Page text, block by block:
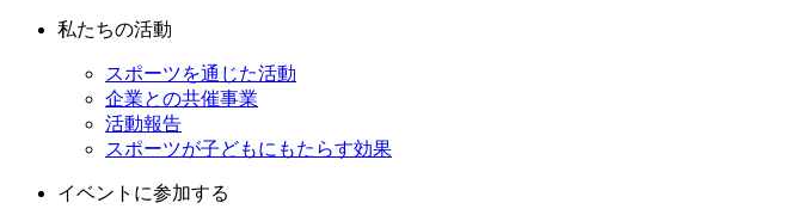
私たちの活動
スポーツを通じた活動
企業との共催事業
活動報告
スポーツが子どもにもたらす効果
イベントに参加する